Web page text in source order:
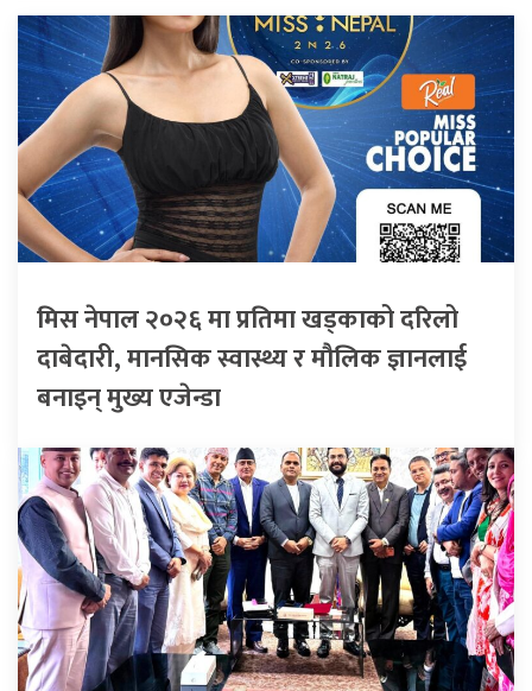
मिस नेपाल २०२६ मा प्रतिमा खड्काको दरिलो
दाबेदारी, मानसिक स्वास्थ्य र मौलिक ज्ञानलाई
बनाइन् मुख्य एजेन्डा